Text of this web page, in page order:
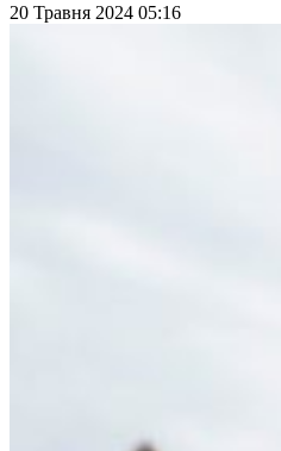
20 Травня 2024 05:16